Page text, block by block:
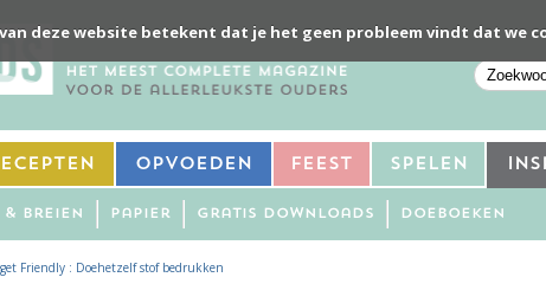
deze website betekent dat je het geen probleem vindt dat we
Opvoeden Feest Spelen
& Breien Papier Gratis downloads Doeboeken
Friendly : Doehetzelf stof bedrukken